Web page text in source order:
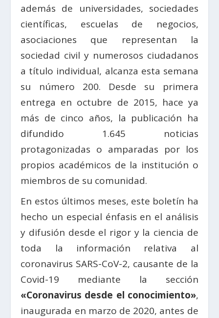
además de universidades, sociedades
científicas, escuelas de negocios,
asociaciones que representan la
sociedad civil y numerosos ciudadanos
a título individual, alcanza esta semana
su número 200. Desde su primera
entrega en octubre de 2015, hace ya
más de cinco años, la publicación ha
difundido 1.645 noticias
protagonizadas o amparadas por los
propios académicos de la institución o
miembros de su comunidad.
En estos últimos meses, este boletín ha
hecho un especial énfasis en el análisis
y difusión desde el rigor y la ciencia de
toda la información relativa al
coronavirus SARS-CoV-2, causante de la
Covid-19 mediante la sección
«Coronavirus desde el conocimiento»,
inaugurada en marzo de 2020, antes de